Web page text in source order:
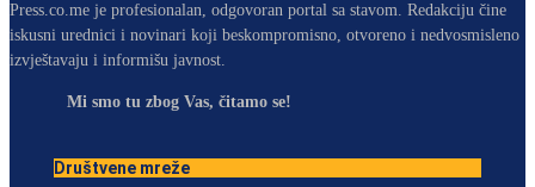
Press.co.me je profesionalan, odgovoran portal sa stavom. Redakciju čine
iskusni urednici i novinari koji beskompromisno, otvoreno i nedvosmisleno
izvještavaju i informišu javnost.
Mi smo tu zbog Vas, čitamo se!
Društvene mreže